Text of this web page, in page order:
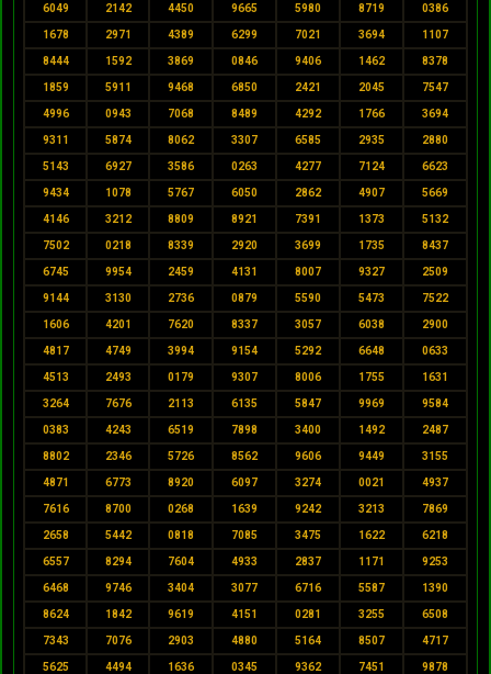
6049 2142 4450 9665 5980 8719 0386
1678 2971 4389 6299 7021 3694 1107
8444 1592 3869 0846 9406 1462 8378
1859 5911 9468 6850 2421 2045 7547
4996 0943 7068 8489 4292 1766 3694
9311 5874 8062 3307 6585 2935 2880
5143 6927 3586 0263 4277 7124 6623
9434 1078 5767 6050 2862 4907 5669
4146 3212 8809 8921 7391 1373 5132
7502 0218 8339 2920 3699 1735 8437
6745 9954 2459 4131 8007 9327 2509
9144 3130 2736 0879 5590 5473 7522
1606 4201 7620 8337 3057 6038 2900
4817 4749 3994 9154 5292 6648 0633
4513 2493 0179 9307 8006 1755 1631
3264 7676 2113 6135 5847 9969 9584
0383 4243 6519 7898 3400 1492 2487
8802 2346 5726 8562 9606 9449 3155
4871 6773 8920 6097 3274 0021 4937
7616 8700 0268 1639 9242 3213 7869
2658 5442 0818 7085 3475 1622 6218
6557 8294 7604 4933 2837 1171 9253
6468 9746 3404 3077 6716 5587 1390
8624 1842 9619 4151 0281 3255 6508
7343 7076 2903 4880 5164 8507 4717
5625 4494 1636 0345 9362 7451 9878